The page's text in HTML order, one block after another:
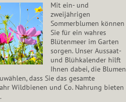
Mit ein- und
zweijährigen
Sommerblumen können
Sie für ein wahres
Blütenmeer im Garten
sorgen. Unser Aussaat-
und Blühkalender hilft
Ihnen dabei, die Blumen
dass Sie das gesamte
Wildbienen und Co. Nahrung bieten